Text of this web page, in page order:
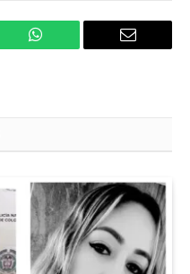
WhatsApp Email